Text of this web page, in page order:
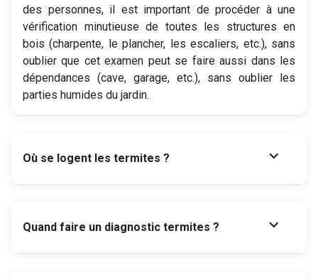
des personnes, il est important de procéder à une
vérification minutieuse de toutes les structures en
bois (charpente, le plancher, les escaliers, etc.), sans
oublier que cet examen peut se faire aussi dans les
dépendances (cave, garage, etc.), sans oublier les
parties humides du jardin.
Où se logent les termites ? expand_more
Quand faire un diagnostic termites ? expand_more